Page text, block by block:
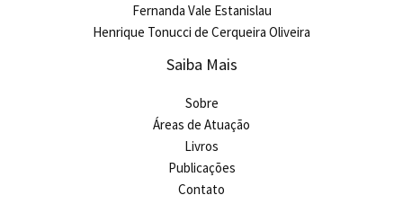
Fernanda Vale Estanislau
Henrique Tonucci de Cerqueira Oliveira
Saiba Mais
Sobre
Áreas de Atuação
Livros
Publicações
Contato